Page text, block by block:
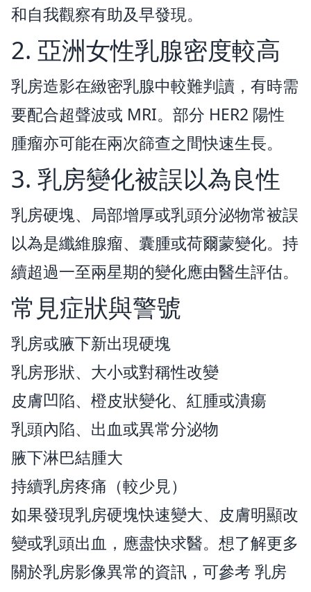
和自我觀察有助及早發現。
2. 亞洲女性乳腺密度較高
乳房造影在緻密乳腺中較難判讀，有時需
要配合超聲波或 MRI。部分 HER2 陽性
腫瘤亦可能在兩次篩查之間快速生長。
3. 乳房變化被誤以為良性
乳房硬塊、局部增厚或乳頭分泌物常被誤
以為是纖維腺瘤、囊腫或荷爾蒙變化。持
續超過一至兩星期的變化應由醫生評估。
常見症狀與警號
乳房或腋下新出現硬塊
乳房形狀、大小或對稱性改變
皮膚凹陷、橙皮狀變化、紅腫或潰瘍
乳頭內陷、出血或異常分泌物
腋下淋巴結腫大
持續乳房疼痛（較少見）
如果發現乳房硬塊快速變大、皮膚明顯改
變或乳頭出血，應盡快求醫。想了解更多
關於乳房影像異常的資訊，可參考 乳房